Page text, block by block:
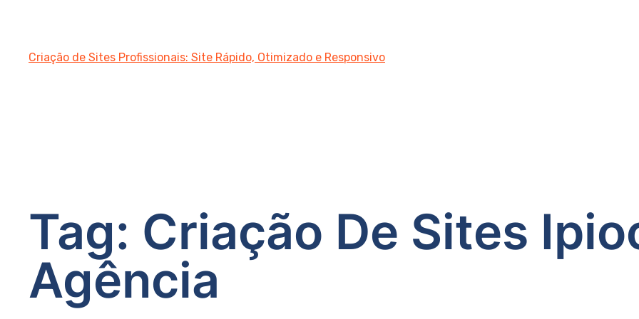
Criação de Sites Profissionais: Site Rápido, Otimizado e Responsivo
Tag: Criação De Sites
Agência